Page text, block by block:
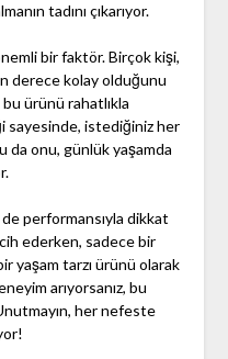
tadını çıkarıyor.
bir faktör. Birçok kişi,
derece kolay olduğunu
ürünü rahatlıkla
sayesinde, istediğiniz her
da onu, günlük yaşamda
de performansıyla dikkat
ederken, sadece bir
yaşam tarzı ürünü olarak
arıyorsanız, bu
her nefeste